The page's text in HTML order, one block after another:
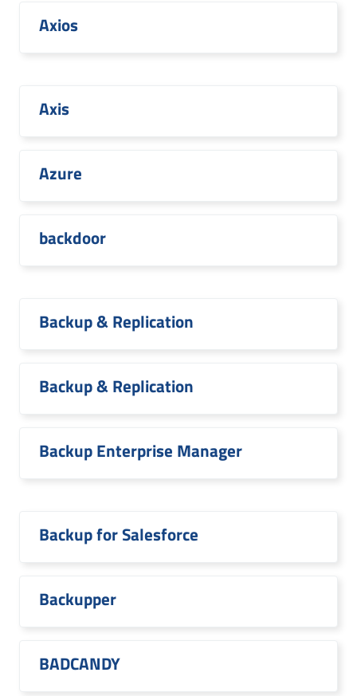
Axios
Axis
Azure
backdoor
Backup & Replication
Backup & Replication
Backup Enterprise Manager
Backup for Salesforce
Backupper
BADCANDY